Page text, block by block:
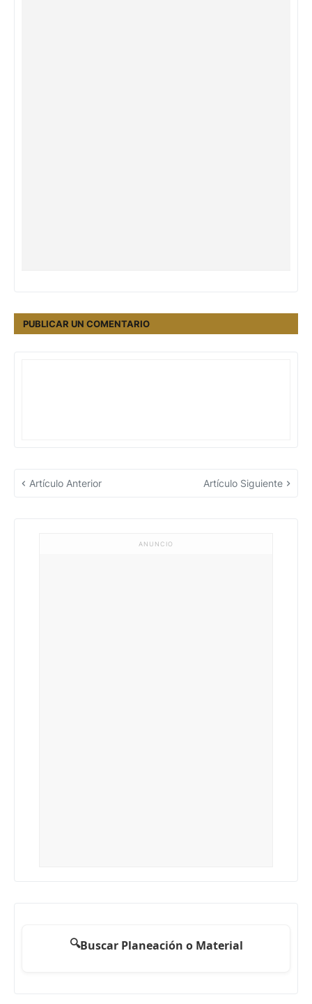
PUBLICAR UN COMENTARIO
Artículo Anterior Artículo Siguiente
ANUNCIO
🔍Buscar Planeación o Material